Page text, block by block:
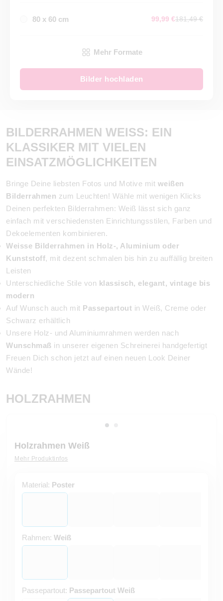
80 x 60 cm 99,99 €181,49 €
Mehr Formate
Bilder hochladen
BILDERRAHMEN WEISS: EIN K
LASSIKER MIT VIELEN E
INSATZMÖGLICHKEITEN
Bringe Deine liebsten Fotos und Motive mit weißen
Bilderrahmen zum Leuchten! Wähle mit wenigen Klicks
Deinen perfekten Bilderrahmen: Weiß lässt sich ganz
einfach mit verschiedensten Einrichtungsstilen, Farben und
Dekoelementen kombinieren.
Weisse Bilderrahmen in Holz-, Aluminium oder
Kunststoff, mit dezent schmalen bis hin zu auffällig breiten
Leisten
Unterschiedliche Stile von klassisch, elegant, vintage bis
modern
Auf Wunsch auch mit Passepartout in Weiß, Creme oder
Schwarz erhältlich
Unsere Holz- und Aluminiumrahmen werden nach
Wunschmaß in unserer eigenen Schreinerei handgefertigt
Freuen Dich schon jetzt auf einen neuen Look Deiner
Wände!
HOLZRAHMEN
Holzrahmen Weiß
Mehr Produktinfos
Material: Poster
Rahmen: Weiß
Passepartout: Passepartout Weiß